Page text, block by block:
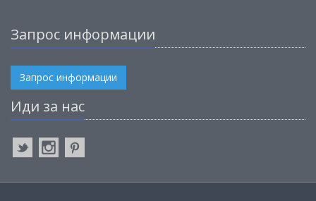
Запрос информации
Запрос информации
Иди за нас